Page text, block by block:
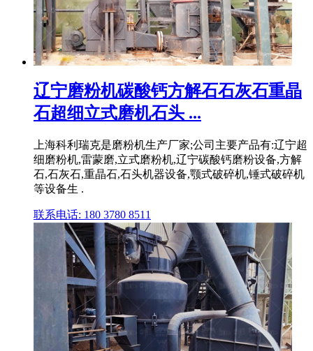
辽宁磨粉机碳酸钙方解石石灰石重晶
石超细立式磨机石头 ...
上海科利瑞克是磨粉机生产厂家;公司主要产品有:辽宁超
细磨粉机,雷蒙磨,立式磨粉机,辽宁碳酸钙磨粉设备,方解
石,石灰石,重晶石,石头机器设备,颚式破碎机,锤式破碎机
等设备生 .
联系电话: 180 3780 8511